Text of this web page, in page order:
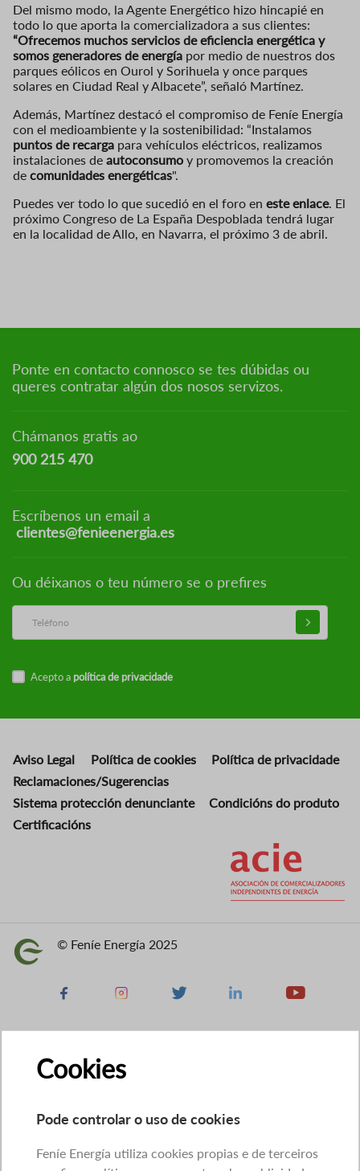
Del mismo modo, la Agente Energético hizo hincapié en
todo lo que aporta la comercializadora a sus clientes:
“Ofrecemos muchos servicios de eficiencia energética y
somos generadores de energía por medio de nuestros dos
parques eólicos en Ourol y Sorihuela y once parques
solares en Ciudad Real y Albacete”, señaló Martínez.
Además, Martínez destacó el compromiso de Feníe Energía
con el medioambiente y la sostenibilidad: “Instalamos
puntos de recarga para vehículos eléctricos, realizamos
instalaciones de autoconsumo y promovemos la creación
de comunidades energéticas".
Puedes ver todo lo que sucedió en el foro en este enlace. El
próximo Congreso de La España Despoblada tendrá lugar
en la localidad de Allo, en Navarra, el próximo 3 de abril.
Ponte en contacto connosco se tes dúbidas ou
queres contratar algún dos nosos servizos.
Chámanos gratis ao
900 215 470
Escríbenos un email a
clientes@fenieenergia.es
Ou déixanos o teu número se o prefires
Acepto a política de privacidade
Aviso Legal Política de cookies
Política de privacidade
Reclamaciones/Sugerencias
Sistema protección denunciante
Condicións do produto
Certificacións
Imaxe © Feníe Energía 2025
Facebook Instagram X Linkedin Youtube
Cookies
Pode controlar o uso de cookies
Feníe Energía utiliza cookies propias e de terceiros